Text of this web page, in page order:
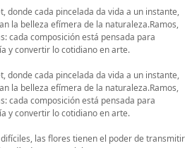
donde cada pincelada da vida a un instante,
la belleza efímera de la naturaleza.Ramos,
cada composición está pensada para
y convertir lo cotidiano en arte.
donde cada pincelada da vida a un instante,
la belleza efímera de la naturaleza.Ramos,
cada composición está pensada para
y convertir lo cotidiano en arte.
las flores tienen el poder de transmitir